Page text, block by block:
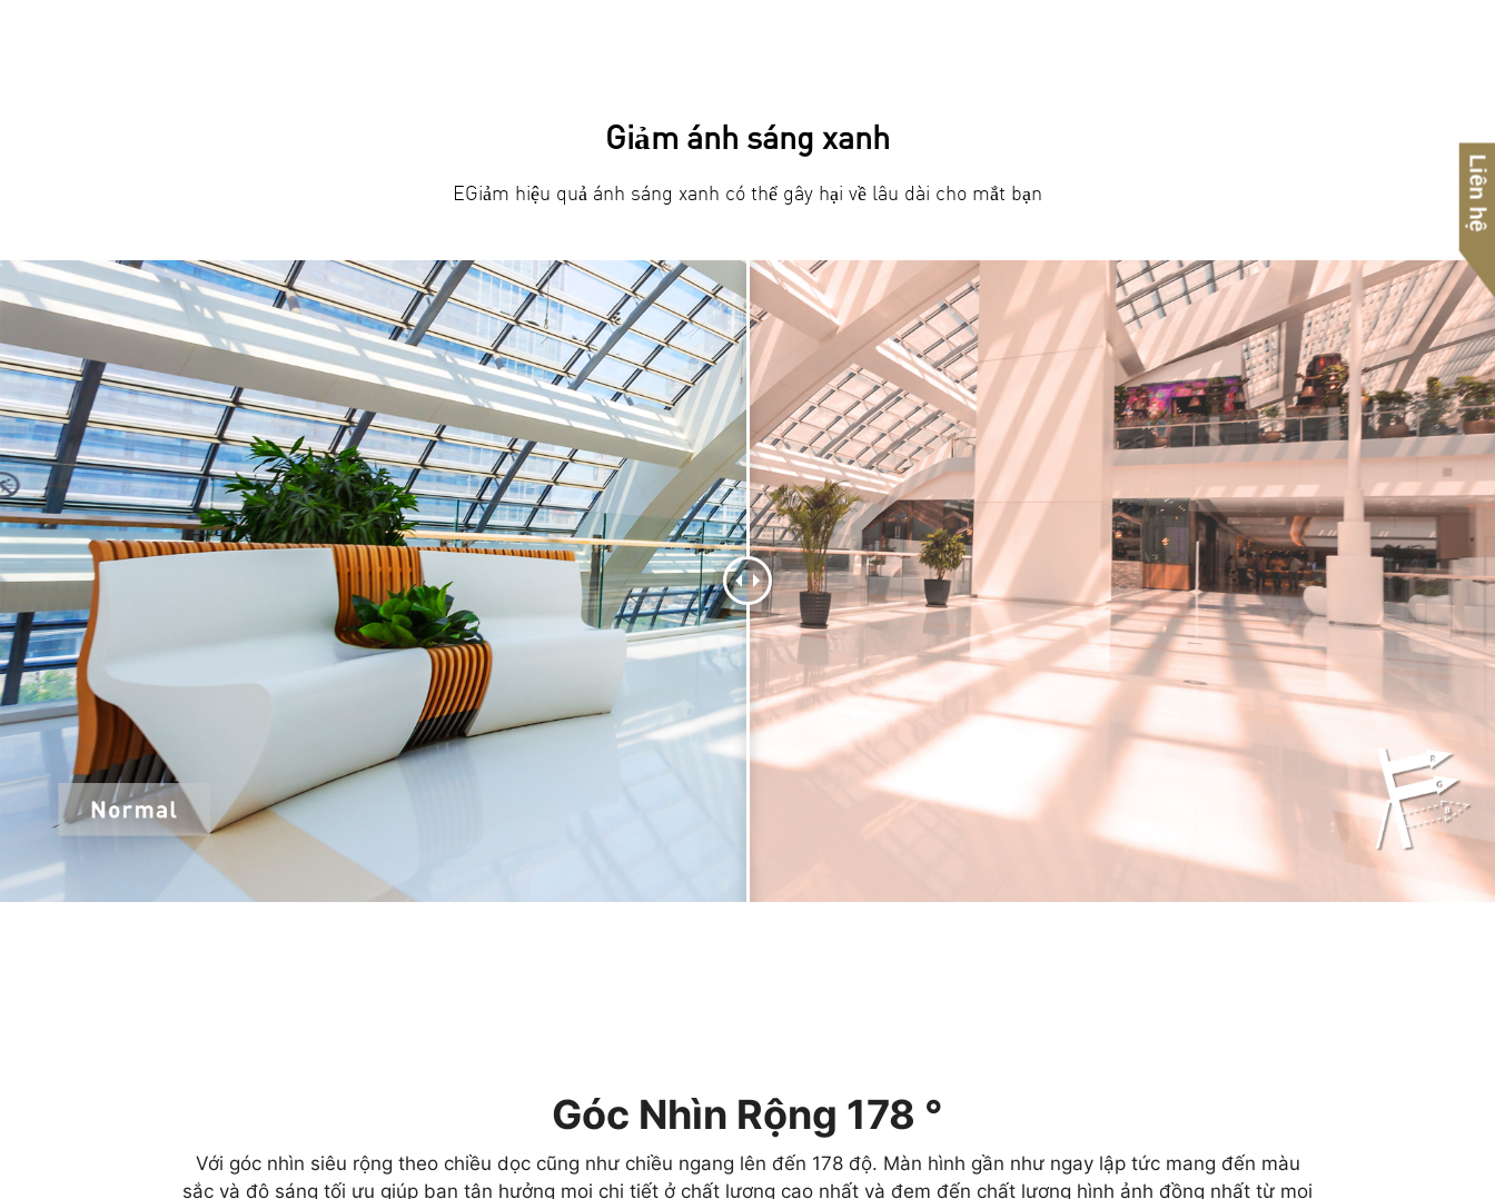
Giảm ánh sáng xanh
EGiảm hiệu quả ánh sáng xanh có thể gây hại về lâu dài cho mắt bạn
Góc Nhìn Rộng 178 °
Với góc nhìn siêu rộng theo chiều dọc cũng như chiều ngang lên đến 178 độ. Màn hình gần như ngay lập tức mang đến màu
sắc và độ sáng tối ưu giúp bạn tận hưởng mọi chi tiết ở chất lượng cao nhất và đem đến chất lượng hình ảnh đồng nhất từ mọi
Liên hệ